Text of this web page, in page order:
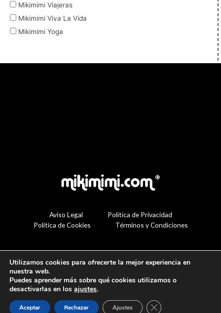
Mikimimi Viajeras
Mikimimi Viva La Vida
Mikimimi Yoga
Aviso Legal
Política de Privacidad
Política de Cookies
Términos y Condiciones
Utilizamos cookies para ofrecerte la mejor experiencia en
nuestra web.
Puedes aprender más sobre qué cookies utilizamos o
desactivarlas en los ajustes.
Aceptar Rechazar Ajustes Cerrar el banner de